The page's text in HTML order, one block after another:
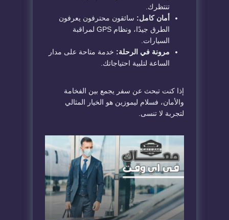
تنتظرك.
أمان كامل: سائقون محترفون يعرفون
الطرق جيدًا، ونظام GPS لمراقبة
السيارات.
مرونة في الرحلة: خدمة متاحة على مدار
الساعة لتلبية احتياجاتك.
إذا كنت تبحث عن سفر يجمع بين الفخامة
والأمان، فسلام ليموزين هو الخيار المثالي
لتجربة لا تنسى.